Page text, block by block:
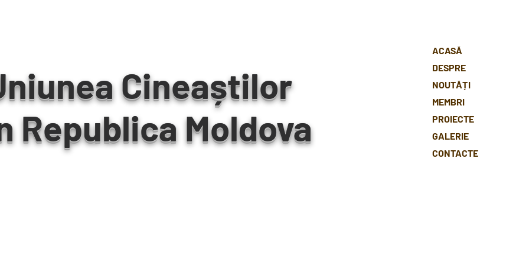
Cineaștilor
Republica Moldova
ACASĂ
DESPRE
NOUTĂȚI
MEMBRI
PROIECTE
GALERIE
CONTACTE